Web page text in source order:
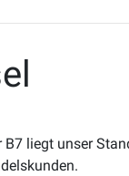
liegt unser